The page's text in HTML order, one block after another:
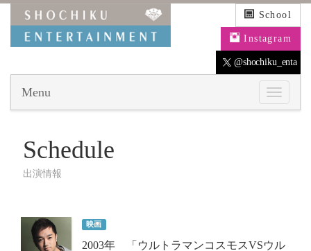
School
Instagram
@shochiku_enta
Menu
Schedule
出演情報
映画
2003年 「ウルトラマンコスモスVSウル